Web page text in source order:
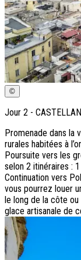
©
Jour 2 -
Promenade dans la
rurales habitées à
Poursuite vers les
selon 2 itinéraires :
Continuation vers
vous pourrez louer
le long de la côte
glace artisanale de